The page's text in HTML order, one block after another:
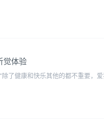
觉体验
了健康和快乐其他的都不重要，爱